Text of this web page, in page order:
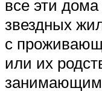
все эти
звездных
с
или их